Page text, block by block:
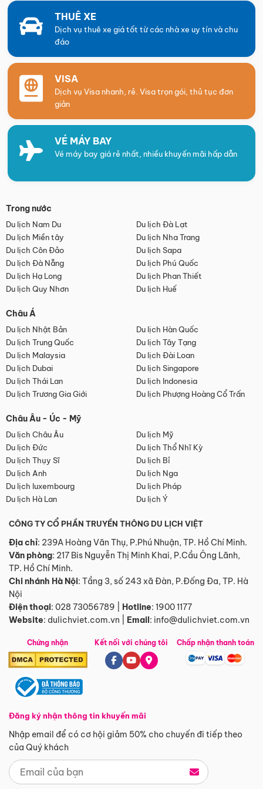
THUÊ XE
Dịch vụ thuê xe giá tốt từ các nhà xe uy tín và chu
đáo
VISA
Dịch vụ Visa nhanh, rẻ. Visa trọn gói, thủ tục đơn
giản
VÉ MÁY BAY
Vé máy bay giá rẻ nhất, nhiều khuyến mãi hấp dẫn
Trong nước
Du lịch Nam Du
Du lịch Đà Lạt
Du lịch Miền tây
Du lịch Nha Trang
Du lịch Côn Đảo
Du lịch Sapa
Du lịch Đà Nẵng
Du lịch Phú Quốc
Du lịch Hạ Long
Du lịch Phan Thiết
Du lịch Quy Nhơn
Du lịch Huế
Châu Á
Du lịch Nhật Bản
Du lịch Hàn Quốc
Du lịch Trung Quốc
Du lịch Tây Tạng
Du lịch Malaysia
Du lịch Đài Loan
Du lịch Dubai
Du lịch Singapore
Du lịch Thái Lan
Du lịch Indonesia
Du lịch Trương Gia Giới
Du lịch Phượng Hoàng Cổ Trấn
Châu Âu - Úc - Mỹ
Du lịch Châu Âu
Du lịch Mỹ
Du lịch Đức
Du lịch Thổ Nhĩ Kỳ
Du lịch Thụy Sĩ
Du lịch Bỉ
Du lịch Anh
Du lịch Nga
Du lịch luxembourg
Du lịch Pháp
Du lịch Hà Lan
Du lịch Ý
CÔNG TY CỔ PHẦN TRUYỀN THÔNG DU LỊCH VIỆT
Địa chỉ: 239A Hoàng Văn Thụ, P.Phú Nhuận, TP. Hồ Chí Minh.
Văn phòng: 217 Bis Nguyễn Thị Minh Khai, P.Cầu Ông Lãnh,
TP. Hồ Chí Minh.
Chi nhánh Hà Nội: Tầng 3, số 243 xã Đàn, P.Đống Đa, TP. Hà
Nội
Điện thoại: 028 73056789 Hotline: 1900 1177
Website: dulichviet.com.vn Email: info@dulichviet.com.vn
Chứng nhận
Đăng ký nhận thông tin khuyến mãi
Nhập email để có cơ hội giảm 50% cho chuyến đi tiếp theo
của Quý khách
Kết nối với chúng tôi Chấp nhận thanh toán